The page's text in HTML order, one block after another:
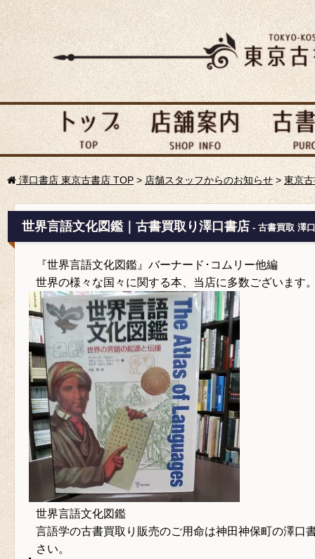
澤口書店 東京古書店 TOP > 店舗スタッフからのお知らせ> 東京
世界言語文化図鑑｜古書買取り澤口書店 - 古書買取 澤
『世界言語文化図鑑』バーナード･コムリー他編
世界の様々な国々に関する本、当店に多数ございます
世界言語文化図鑑
言語学の古書買取り販売のご用命は神田神保町の澤口
さい。